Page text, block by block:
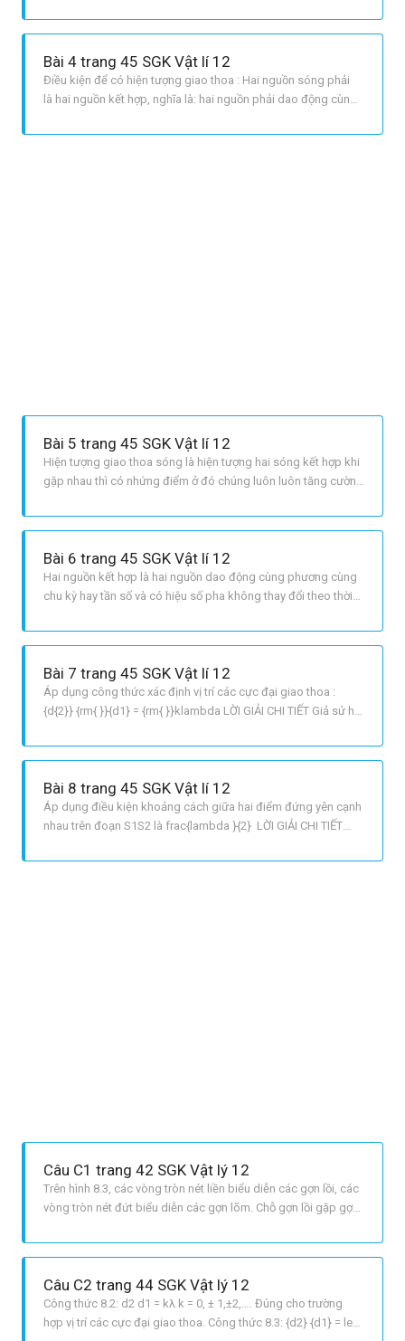
right
Bài 4 trang 45 SGK Vật lí 12
Điều kiện để có hiện tượng giao thoa : Hai nguồn sóng phải
là hai nguồn kết hợp, nghĩa là: hai nguồn phải dao động cùng
theo thời gian.
Bài 5 trang 45 SGK Vật lí 12
Hiện tượng giao thoa sóng là hiện tượng hai sóng kết hợp khi
gặp nhau thì có nhứng điểm ở đó chúng luôn luôn tăng cường
LỜI GIẢI CHI TIẾT Đáp án D.
Bài 6 trang 45 SGK Vật lí 12
Hai nguồn kết hợp là hai nguồn dao động cùng phương cùng
chu kỳ hay tần số và có hiệu số pha không thay đổi theo thời
Bài 7 trang 45 SGK Vật lí 12
Áp dụng công thức xác định vị trí các cực đại giao thoa :
{d{2}} {rm{ }}{d1} = {rm{ }}klambda LỜI GIẢI CHI TIẾT Giả sử hai
nhất tính từ S1 Điểm M1 :{S2}{M1}{rm{ }}{S1}{M1} = {rm{
Bài 8 trang 45 SGK Vật lí 12
Áp dụng điều kiện khoảng cách giữa hai điểm đứng yên cạnh
nhau trên đoạn S1S2 là frac{lambda }{2} LỜI GIẢI CHI TIẾT
cực đại giao thoa gần nhau nhất là một nửa bước sóng, tương
Câu C1 trang 42 SGK Vật lý 12
Trên hình 8.3, các vòng tròn nét liền biểu diễn các gợn lồi, các
vòng tròn nét đứt biểu diễn các gợn lõm. Chỗ gợn lồi gặp gợn
cực đại tăng cường nhau. Chỗ ở đó gợn lồi gặp gợn lõm thì
Câu C2 trang 44 SGK Vật lý 12
Công thức 8.2: d2 d1 = kλ k = 0, ± 1,±2,…. Đúng cho trường
hợp vị trí các cực đại giao thoa. Công thức 8.3: {d2} {d1} = left